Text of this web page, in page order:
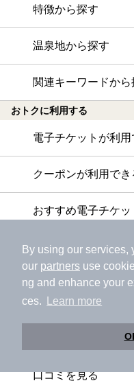
By using our services,
our partners use
ng and enhance your
ces.
Learn more
特徴から探す
温泉地から探す
関連キーワードから
おトクに利用する
電子チケットが利
クーポンが利用で
おすすめ電子チケ
今月の新着電子チ
特集・ニュース
ニフティ温泉ニュー
口コミを見る